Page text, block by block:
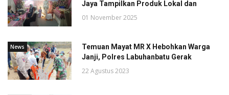
Jaya Tampilkan Produk Lokal dan
01 November 2025
News
Temuan Mayat MR X Hebohkan Warga
Janji, Polres Labuhanbatu Gerak
22 Agustus 2023